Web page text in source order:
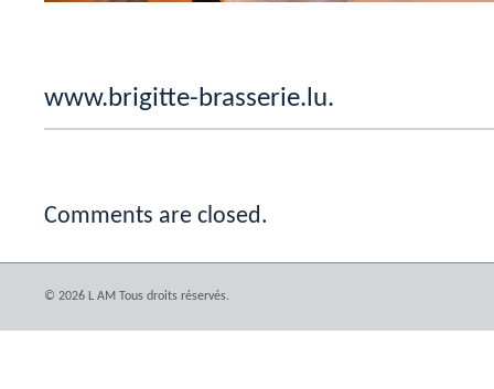
www.brigitte-brasserie.lu.
Comments are closed.
© 2026 L AM Tous droits réservés.